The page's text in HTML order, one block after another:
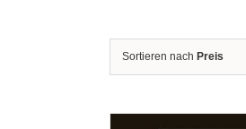
Sortieren nach Preis